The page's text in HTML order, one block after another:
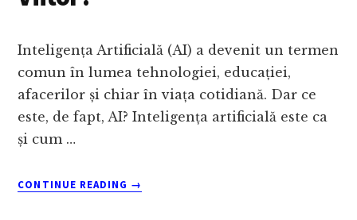
Inteligența Artificială (AI) a devenit un termen
comun în lumea tehnologiei, educației,
afacerilor și chiar în viața cotidiană. Dar ce
este, de fapt, AI? Inteligența artificială este ca
și cum …
CONTINUE READING
ABOUT
→